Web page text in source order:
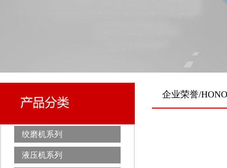
绞磨机系列
液压机系列
企业荣誉/